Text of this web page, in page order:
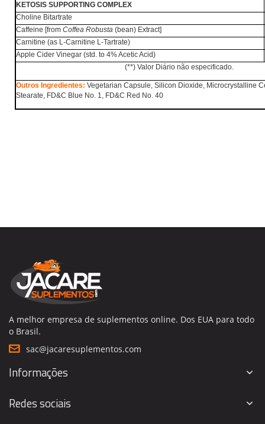
KETOSIS SUPPORTING COMPLEX
Choline Bitartrate
Caffeine [from Coffea Robusta (bean) Extract]
Carnitine (as L-Carnitine L-Tartrate)
Apple Cider Vinegar (std. to 4% Acetic Acid)
(**) Valor Diário não especificado.
Outros Ingredientes: Vegetarian Capsule, Silicon Dioxide, Microcrystalline
Stearate, FD&C Blue No. 1, FD&C Red No. 40
A melhor empresa de suplementos online. Dos EUA para todo
o Brasil.
sac@jacaresuplementos.com
Informações
Redes sociais